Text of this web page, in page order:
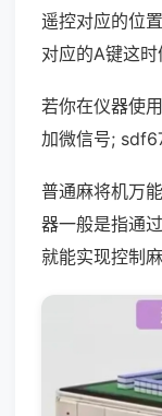
遥控对应的位
对应的A键这时
若你在仪器使
加微信号;
普通麻将机万
器一般是指通
就能实现控制